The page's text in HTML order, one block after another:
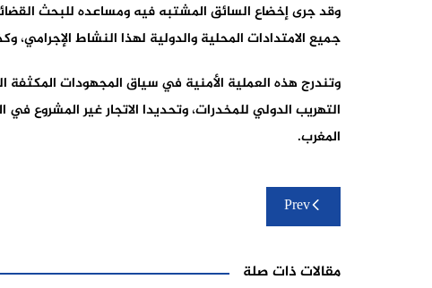
وقد جرى إخضاع السائق المشتبه فيه ومساعده للبحث
جميع الامتدادات المحلية والدولية لهذا النشاط
وتندرج هذه العملية الأمنية في سياق المجهودات المكثفة
التهريب الدولي للمخدرات، وتحديدا الاتجار غير المشروع في
المغرب.
تصفّح
المقالاتPrev
مقالات ذات صلة